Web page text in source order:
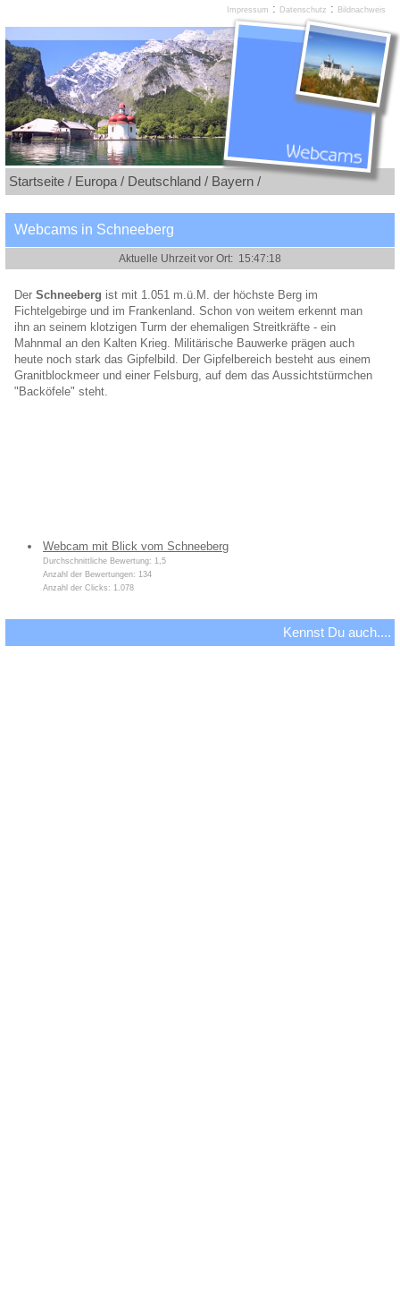
Startseite / Europa / Deutschland / Bayern /
Webcams in Schneeberg
Der Schneeberg ist mit 1.051 m.ü.M. der höchste Berg im
Fichtelgebirge und im Frankenland. Schon von weitem erkennt man
ihn an seinem klotzigen Turm der ehemaligen Streitkräfte - ein
Mahnmal an den Kalten Krieg. Militärische Bauwerke prägen auch
heute noch stark das Gipfelbild. Der Gipfelbereich besteht aus einem
Granitblockmeer und einer Felsburg, auf dem das Aussichtstürmchen
"Backöfele" steht.
Webcam mit Blick vom Schneeberg
Durchschnittliche Bewertung: 1,5
Anzahl der Bewertungen: 134
Anzahl der Clicks: 1.078
Kennst Du auch....
Impressum : Datenschutz : Bildnachweis